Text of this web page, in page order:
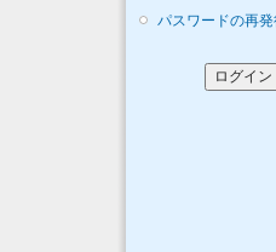
パスワードの再